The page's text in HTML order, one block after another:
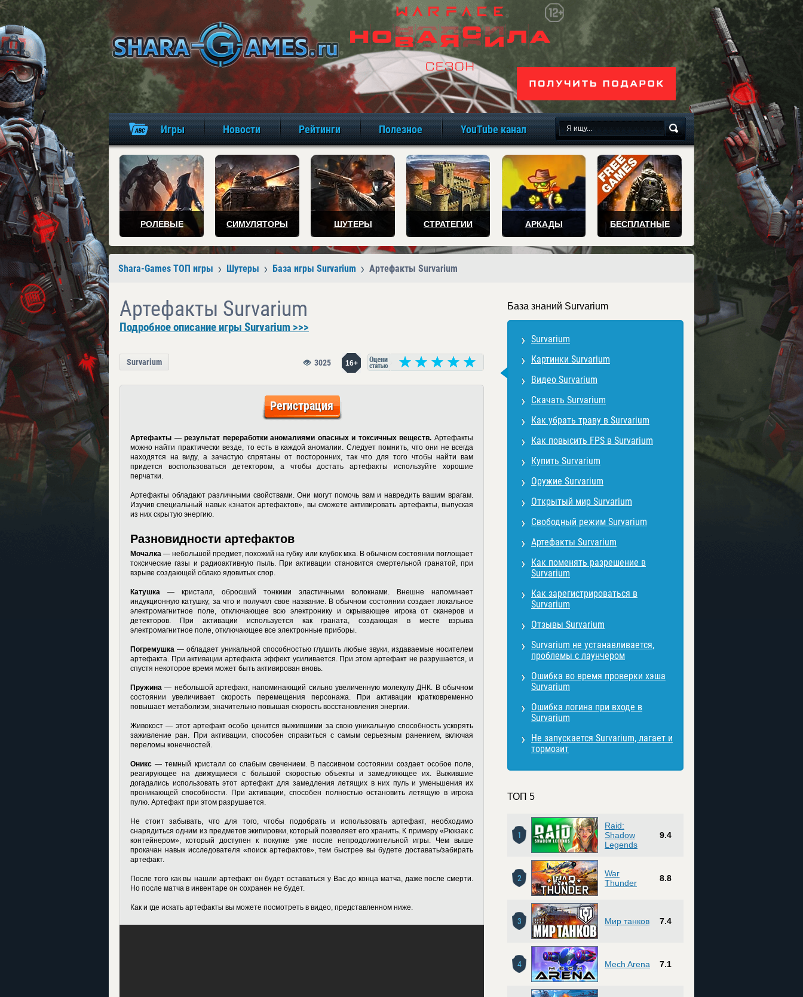
игры онлайн бесплатно
Игры Новости Рейтинги Полезное YouTube канал
РОЛЕВЫЕ СИМУЛЯТОРЫ ШУТЕРЫ СТРАТЕГИИ АРКАДЫ БЕСПЛАТНЫЕ
Shara-Games ТОП игры Шутеры База игры Survarium Артефакты Survarium
Артефакты Survarium
Подробное описание игры Survarium >>>
Survarium 16+
3025
Регистрация
Артефакты — результат переработки аномалиями опасных и токсичных веществ. Артефакты
можно найти практически везде, то есть в каждой аномалии. Следует помнить, что они не всегда
находятся на виду, а зачастую спрятаны от посторонних, так что для того чтобы найти вам
придется воспользоваться детектором, а чтобы достать артефакты используйте хорошие
перчатки.
Артефакты обладают различными свойствами. Они могут помочь вам и навредить вашим врагам.
Изучив специальный навык «знаток артефактов», вы сможете активировать артефакты, выпуская
из них скрытую энергию.
Разновидности артефактов
Мочалка — небольшой предмет, похожий на губку или клубок мха. В обычном состоянии поглощает
токсические газы и радиоактивную пыль. При активации становится смертельной гранатой, при
взрыве создающей облако ядовитых спор.
Катушка — кристалл, обросший тонкими эластичными волокнами. Внешне напоминает
индукционную катушку, за что и получил свое название. В обычном состоянии создает локальное
электромагнитное поле, отключающее всю электронику и скрывающее игрока от сканеров и
детекторов. При активации используется как граната, создающая в месте взрыва
электромагнитное поле, отключающее все электронные приборы.
Погремушка — обладает уникальной способностью глушить любые звуки, издаваемые носителем
артефакта. При активации артефакта эффект усиливается. При этом артефакт не разрушается, и
спустя некоторое время может быть активирован вновь.
Пружина — небольшой артефакт, напоминающий сильно увеличенную молекулу ДНК. В обычном
состоянии увеличивает скорость перемещения персонажа. При активации кратковременно
повышает метаболизм, значительно повышая скорость восстановления энергии.
Живокост — этот артефакт особо ценится выжившими за свою уникальную способность ускорять
заживление ран. При активации, способен справиться с самым серьезным ранением, включая
переломы конечностей.
Оникс — темный кристалл со слабым свечением. В пассивном состоянии создает особое поле,
реагирующее на движущиеся с большой скоростью объекты и замедляющее их. Выжившие
догадались использовать этот артефакт для замедления летящих в них пуль и уменьшения их
проникающей способности. При активации, способен полностью остановить летящую в игрока
пулю. Артефакт при этом разрушается.
Не стоит забывать, что для того, чтобы подобрать и использовать артефакт, необходимо
снарядиться одним из предметов экипировки, который позволяет его хранить. К примеру «Рюкзак с
контейнером», который доступен к покупке уже после непродолжительной игры. Чем выше
прокачан навык исследователя «поиск артефактов», тем быстрее вы будете доставать/забирать
артефакт.
После того как вы нашли артефакт он будет оставаться у Вас до конца матча, даже после смерти.
Но после матча в инвентаре он сохранен не будет.
Как и где искать артефакты вы можете посмотреть в видео, представленном ниже.
База знаний Survarium
Survarium
Картинки Survarium
Видео Survarium
Скачать Survarium
Как убрать траву в Survarium
Как повысить FPS в Survarium
Купить Survarium
Оружие Survarium
Открытый мир Survarium
Свободный режим Survarium
Артефакты Survarium
Как поменять разрешение в
Survarium
Как зарегистрироваться в
Survarium
Отзывы Survarium
Survarium не устанавливается,
проблемы с лаунчером
Ошибка во время проверки хэша
Survarium
Ошибка логина при входе в
Survarium
Не запускается Survarium, лагает и
тормозит
ТОП 5
1
Raid:
Shadow
Legends
9.4
2
War
Thunder
8.8
3 Мир танков 7.4
4 Mech Arena 7.1